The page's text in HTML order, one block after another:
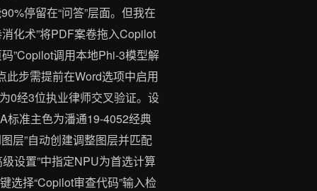
停留在“问答”层面。但我在
化术”将PDF案卷拖入Copilot
”Copilot调用本地Phi-3模型解
此步需提前在Word选项中启用
0经3位执业律师交叉验证。设
标准主色为潘通19-4052经典
层”自动创建调整图层并匹配
设置”中指定NPU为首选计算
选择“Copilot审查代码”输入检